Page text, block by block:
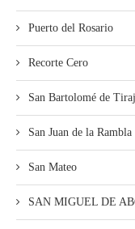
Puerto del Rosario
Recorte Cero
San Bartolomé de
San Juan de la Rambla
San Mateo
SAN MIGUEL DE